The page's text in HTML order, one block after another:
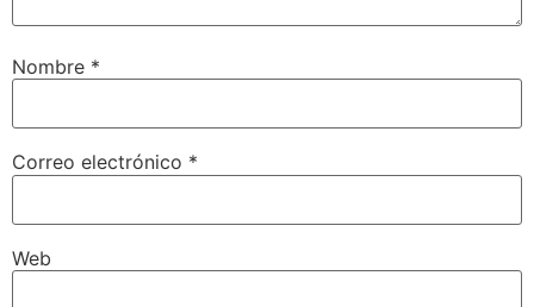
Nombre *
Correo electrónico *
Web